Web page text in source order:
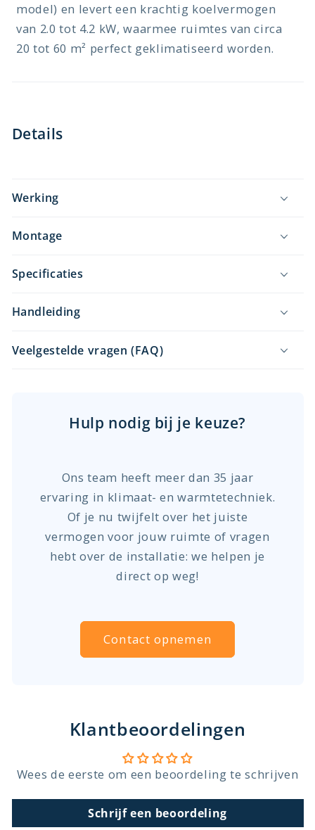
model) en levert een krachtig koelvermogen
van 2.0 tot 4.2 kW, waarmee ruimtes van circa
20 tot 60 m² perfect geklimatiseerd worden.
Details
Werking
Montage
Specificaties
Handleiding
Veelgestelde vragen (FAQ)
Hulp nodig bij je keuze?
Ons team heeft meer dan 35 jaar
ervaring in klimaat- en warmtetechniek.
Of je nu twijfelt over het juiste
vermogen voor jouw ruimte of vragen
hebt over de installatie: we helpen je
direct op weg!
Contact opnemen
Klantbeoordelingen
Wees de eerste om een beoordeling te schrijven
Schrijf een beoordeling